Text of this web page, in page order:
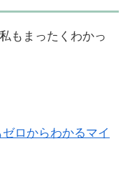
もまったくわかっ
ロからわかるマイ